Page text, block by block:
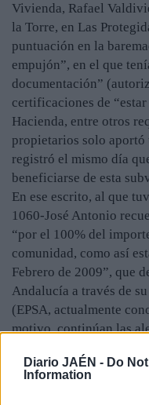
Diario JAÉN - Do
Information
Vivienda, Rafael
la Torre, en Las
puntuación en la
empujón”, en el que
documentación”
certificaciones de
Hacienda, entre otros
propietarios solo aportó
registró el mismo día
beneficiarse de esta
En ese escrito, al que
1060-José Antonio
“por el 100% del
comunidad, como así
Febrero de 2009”, que
Andalucía a través de
(EPSA, actualmente
motivo, continúan las
rehabilitación de la